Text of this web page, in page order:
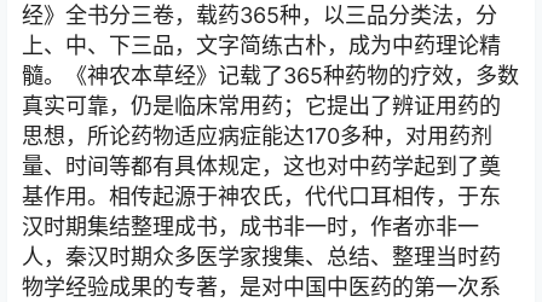
经》全书分三卷，载药365种，以三品分类法，分
上、中、下三品，文字简练古朴，成为中药理论精
髓。《神农本草经》记载了365种药物的疗效，多数
真实可靠，仍是临床常用药；它提出了辨证用药的
思想，所论药物适应病症能达170多种，对用药剂
量、时间等都有具体规定，这也对中药学起到了奠
基作用。相传起源于神农氏，代代口耳相传，于东
汉时期集结整理成书，成书非一时，作者亦非一
人，秦汉时期众多医学家搜集、总结、整理当时药
物学经验成果的专著，是对中国中医药的第一次系